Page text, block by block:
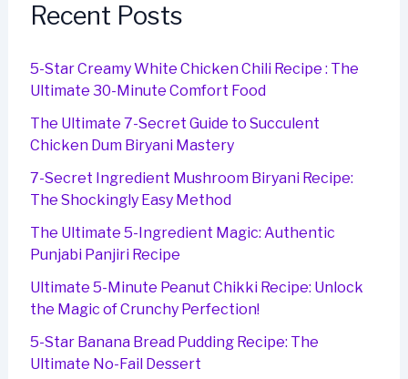
Recent Posts
5-Star Creamy White Chicken Chili Recipe : The
Ultimate 30-Minute Comfort Food
The Ultimate 7-Secret Guide to Succulent
Chicken Dum Biryani Mastery
7-Secret Ingredient Mushroom Biryani Recipe:
The Shockingly Easy Method
The Ultimate 5-Ingredient Magic: Authentic
Punjabi Panjiri Recipe
Ultimate 5-Minute Peanut Chikki Recipe: Unlock
the Magic of Crunchy Perfection!
5-Star Banana Bread Pudding Recipe: The
Ultimate No-Fail Dessert